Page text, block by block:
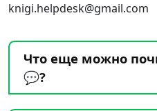
knigi.helpdesk@gmail.com
Что еще можно
💬?